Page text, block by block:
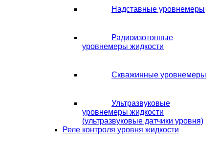
Надставные уровнемеры
Радиоизотопные
уровнемеры жидкости
Скважинные уровнемеры
Ультразвуковые
уровнемеры жидкости
(ультразвуковые датчики уровня)
Реле контроля уровня жидкости